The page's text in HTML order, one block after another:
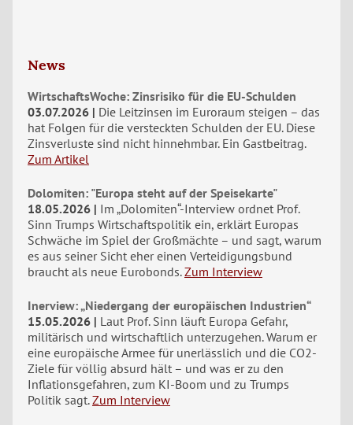
News
WirtschaftsWoche: Zinsrisiko für die EU-Schulden
03.07.2026
Die Leitzinsen im Euroraum steigen – das
hat Folgen für die versteckten Schulden der EU. Diese
Zinsverluste sind nicht hinnehmbar. Ein Gastbeitrag.
Zum Artikel
Dolomiten: "Europa steht auf der Speisekarte"
18.05.2026
Im „Dolomiten“-Interview ordnet Prof.
Sinn Trumps Wirtschaftspolitik ein, erklärt Europas
Schwäche im Spiel der Großmächte – und sagt, warum
es aus seiner Sicht eher einen Verteidigungsbund
braucht als neue Eurobonds. Zum Interview
Inerview: „Niedergang der europäischen Industrien“
15.05.2026
Laut Prof. Sinn läuft Europa Gefahr,
militärisch und wirtschaftlich unterzugehen. Warum er
eine europäische Armee für unerlässlich und die CO2-
Ziele für völlig absurd hält – und was er zu den
Inflationsgefahren, zum KI-Boom und zu Trumps
Politik sagt. Zum Interview